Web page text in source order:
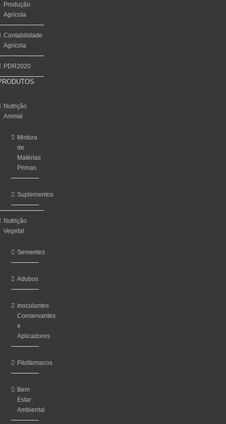
Produção
Agrícola
Contabilidade
Agrícola
PDR2020
Nutrição
Animal
Mistura
de
Matérias
Primas
Suplementos
Nutrição
Vegetal
Sementes
Adubos
Inoculantes
Conservantes
e
Aplicadores
Fitofármacos
Bem
Estar
Ambiental